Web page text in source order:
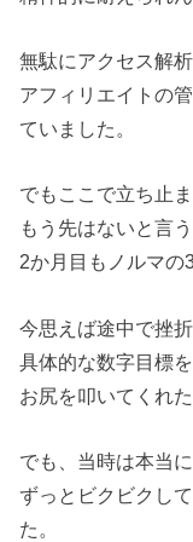
無駄にアクセス解析
アフィリエイトの
ていました。
でもここで立ち止ま
もう先はないと言
2か月目もノルマの
今思えば途中で挫
具体的な数字目標を
お尻を叩いてくれ
でも、当時は本当
ずっとビクビクし
た。